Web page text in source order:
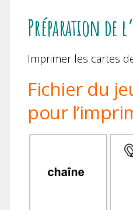
Préparation de
Imprimer les cartes
Fichier du
pour